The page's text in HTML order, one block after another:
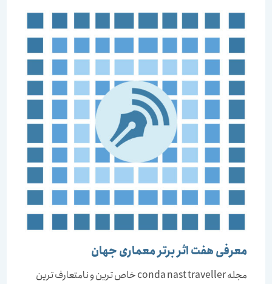
معرفی هفت اثر برتر معماری جهان
مجله conda nast traveller خاص ترين و نامتعارف ترين